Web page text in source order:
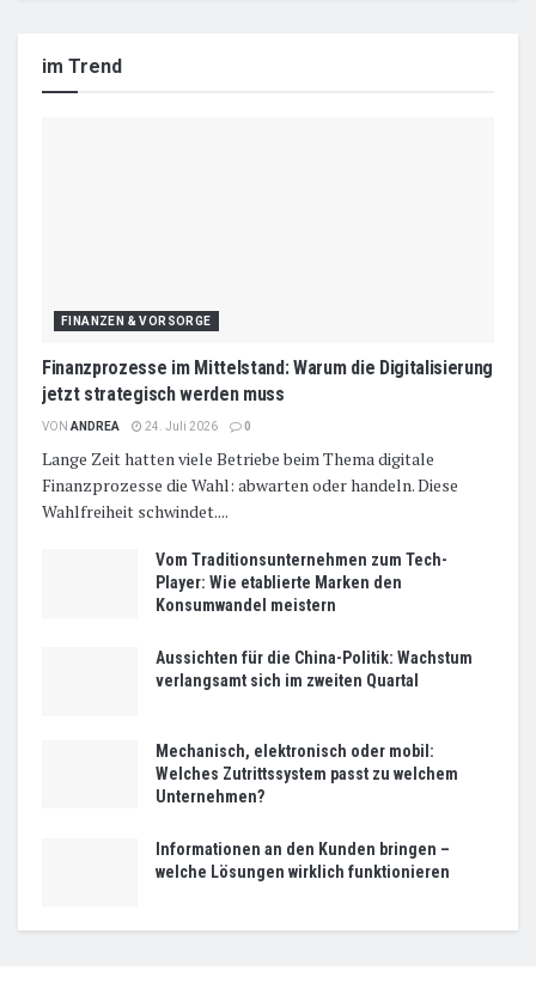
im Trend
FINANZEN & VORSORGE
Finanzprozesse im Mittelstand: Warum die Digitalisierung
jetzt strategisch werden muss
VON ANDREA 24. Juli 2026 0
Lange Zeit hatten viele Betriebe beim Thema digitale
Finanzprozesse die Wahl: abwarten oder handeln. Diese
Wahlfreiheit schwindet....
Vom Traditionsunternehmen zum Tech-
Player: Wie etablierte Marken den
Konsumwandel meistern
Aussichten für die China-Politik: Wachstum
verlangsamt sich im zweiten Quartal
Mechanisch, elektronisch oder mobil:
Welches Zutrittssystem passt zu welchem
Unternehmen?
Informationen an den Kunden bringen –
welche Lösungen wirklich funktionieren